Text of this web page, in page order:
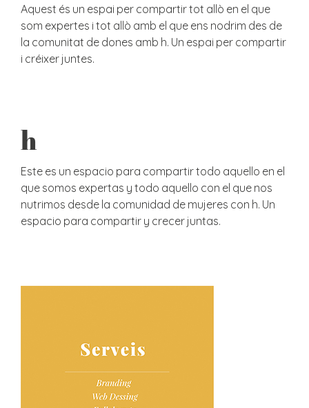
Aquest és un espai per compartir tot allò en el que
som expertes i tot allò amb el que ens nodrim des de
la comunitat de dones amb h. Un espai per compartir
i créixer juntes.
h
Este es un espacio para compartir todo aquello en el
que somos expertas y todo aquello con el que nos
nutrimos desde la comunidad de mujeres con h. Un
espacio para compartir y crecer juntas.